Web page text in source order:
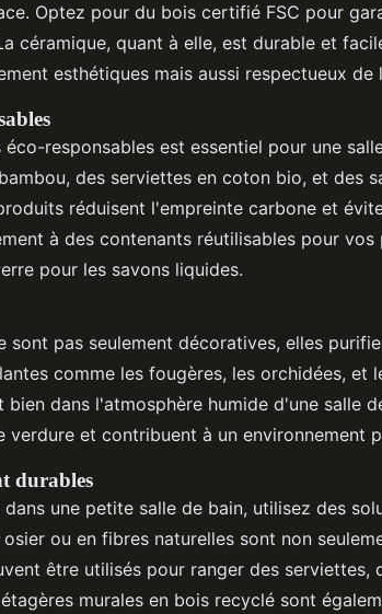
Optez pour du bois certifié FSC pour
céramique, quant à elle, est durable et
esthétiques mais aussi respectueux de
responsables est essentiel pour une
des serviettes en coton bio, et des
réduisent l'empreinte carbone et
à des contenants réutilisables pour
pour les savons liquides.
sont pas seulement décoratives, elles
comme les fougères, les orchidées, et
dans l'atmosphère humide d'une salle
et contribuent à un environnement
durables
une petite salle de bain, utilisez des
ou en fibres naturelles sont non
être utilisés pour ranger des serviettes,
murales en bois recyclé sont